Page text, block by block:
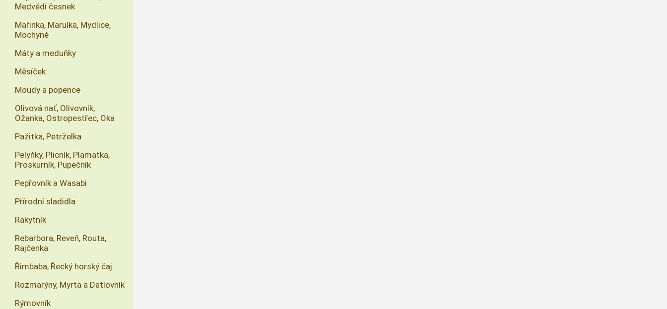
Medvědí česnek
Mařinka, Marulka, Mydlice,
Mochyně
Máty a meduňky
Měsíček
Moudy a popence
Olivová nať, Olivovník,
Ožanka, Ostropestřec, Oka
Pažitka, Petrželka
Pelyňky, Plicník, Plamatka,
Proskurník, Pupečník
Pepřovník a Wasabi
Přírodní sladidla
Rakytník
Rebarbora, Reveň, Routa,
Rajčenka
Řimbaba, Řecký horský čaj
Rozmarýny, Myrta a Datlovník
Rýmovník